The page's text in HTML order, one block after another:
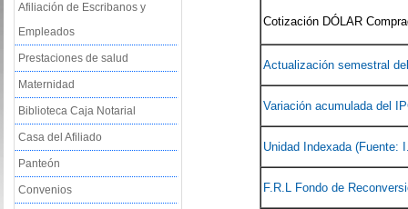
Afiliación de Escribanos y
Empleados
Prestaciones de salud
Maternidad
Biblioteca Caja Notarial
Casa del Afiliado
Panteón
Convenios
Cotización DÓLAR
Actualización semestral
Variación acumulada del
Unidad Indexada (Fuente:
F.R.L Fondo de